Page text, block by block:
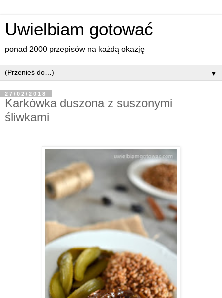
Uwielbiam gotować
ponad 2000 przepisów na każdą okazję
▼
27/02/2018
Karkówka duszona z suszonymi
śliwkami